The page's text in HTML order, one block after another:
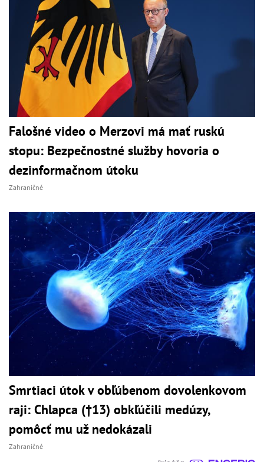
Falošné video o Merzovi má mať ruskú
stopu: Bezpečnostné služby hovoria o
dezinformačnom útoku
Zahraničné
Smrtiaci útok v obľúbenom dovolenkovom
raji: Chlapca (†13) obkľúčili medúzy,
pomôcť mu už nedokázali
Zahraničné